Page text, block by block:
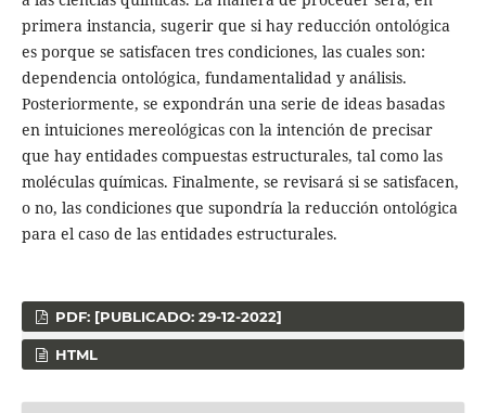
primera instancia, sugerir que si hay reducción ontológica
es porque se satisfacen tres condiciones, las cuales son:
dependencia ontológica, fundamentalidad y análisis.
Posteriormente, se expondrán una serie de ideas basadas
en intuiciones mereológicas con la intención de precisar
que hay entidades compuestas estructurales, tal como las
moléculas químicas. Finalmente, se revisará si se satisfacen,
o no, las condiciones que supondría la reducción ontológica
para el caso de las entidades estructurales.
PDF: [PUBLICADO: 29-12-2022]
HTML